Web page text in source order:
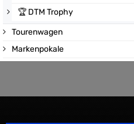
🏆 DTM Trophy
Tourenwagen
Markenpokale